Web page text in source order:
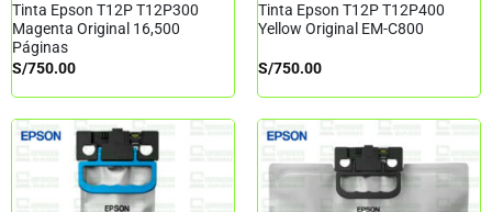
Tinta Epson T12P T12P300
Magenta Original 16,500
Páginas
S/750.00
Tinta Epson T12P T12P400
Yellow Original EM-C800
S/750.00